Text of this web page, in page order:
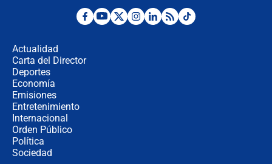
Posesión de Abelardo De La Espriella
Actualidad
Carta del Director
Deportes
Economía
Emisiones
Entretenimiento
Internacional
Orden Público
Política
Sociedad